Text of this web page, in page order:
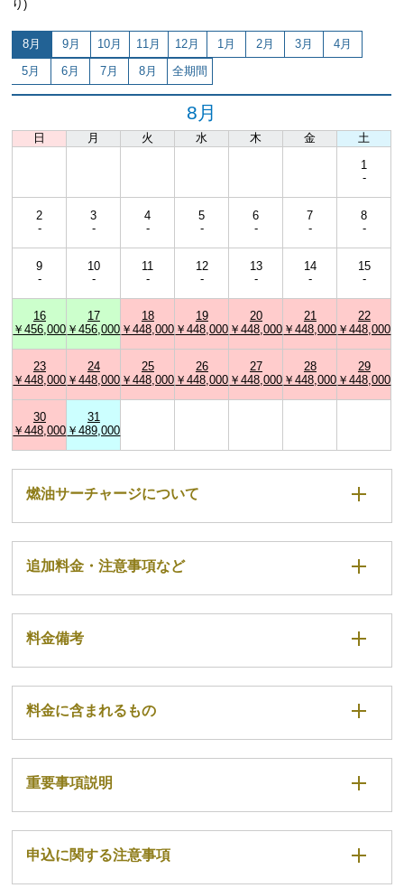
り)
8月 9月 10月 11月 12月 1月 2月 3月
4月
5月
6月 7月 8月 全期間
8月
日 月 火 水 木 金 土
1
-
2
-
3
-
4
-
5
-
6
-
7
-
8
-
9
-
10
-
11
-
12
-
13
-
14
-
15
-
16
￥456,000
17
￥456,000
18
￥448,000
19
￥448,000
20
￥448,000
21
￥448,000
22
￥448,000
23
￥448,000
24
￥448,000
25
￥448,000
26
￥448,000
27
￥448,000
28
￥448,000
29
￥448,000
30
￥448,000
31
￥489,000
燃油サーチャージについて
追加料金・注意事項など
料金備考
料金に含まれるもの
重要事項説明
申込に関する注意事項